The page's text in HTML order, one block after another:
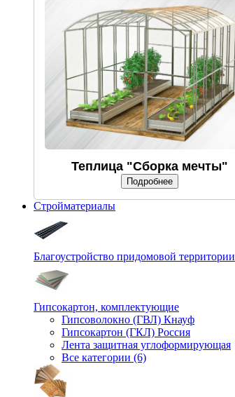
Теплица "Сборка мечты"
Подробнее
Стройматериалы
Благоустройство придомовой территории
Гипсокартон, комплектующие
Гипсоволокно (ГВЛ) Кнауф
Гипсокартон (ГКЛ) Россия
Лента защитная углоформирующая
Все категории (6)